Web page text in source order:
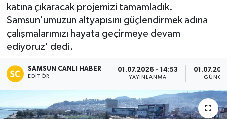
katına çıkaracak projemizi tamamladık.
Samsun'umuzun altyapısını güçlendirmek adına
çalışmalarımızı hayata geçirmeye devam
ediyoruz' dedi.
SAMSUN CANLI HABER
EDITÖR
01.07.2026 - 14:53
YAYINLANMA
Manşet Haberi